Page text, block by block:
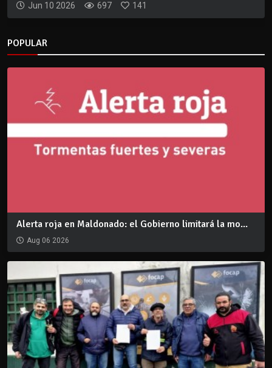
Jun 10 2026 697 141
POPULAR
Alerta roja en Maldonado: el Gobierno limitará la mo...
Aug 06 2026